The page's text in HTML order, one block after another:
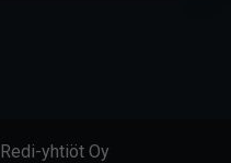
Redi-yhtiöt Oy